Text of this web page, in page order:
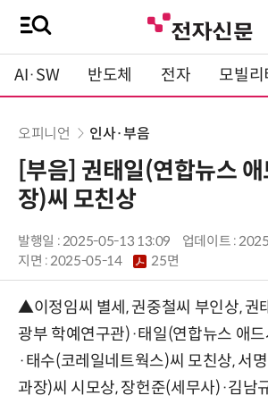
AI·SW 반도체 전자 모빌리
오피니언 인사·부음
[부음] 권태일(연합뉴스
장)씨 모친상
발행일 : 2025-05-13 13:09
업데이트 :
지면 :2025-05-14 25면
▲이정임씨 별세, 권중철씨 부인상, 권
광부 학예연구관)·태일(연합뉴스 애
·태수(코레일네트웍스)씨 모친상, 서
과장)씨 시모상, 장헌준(세무사)·김남